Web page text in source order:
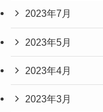
2023年7月
2023年5月
2023年4月
2023年3月